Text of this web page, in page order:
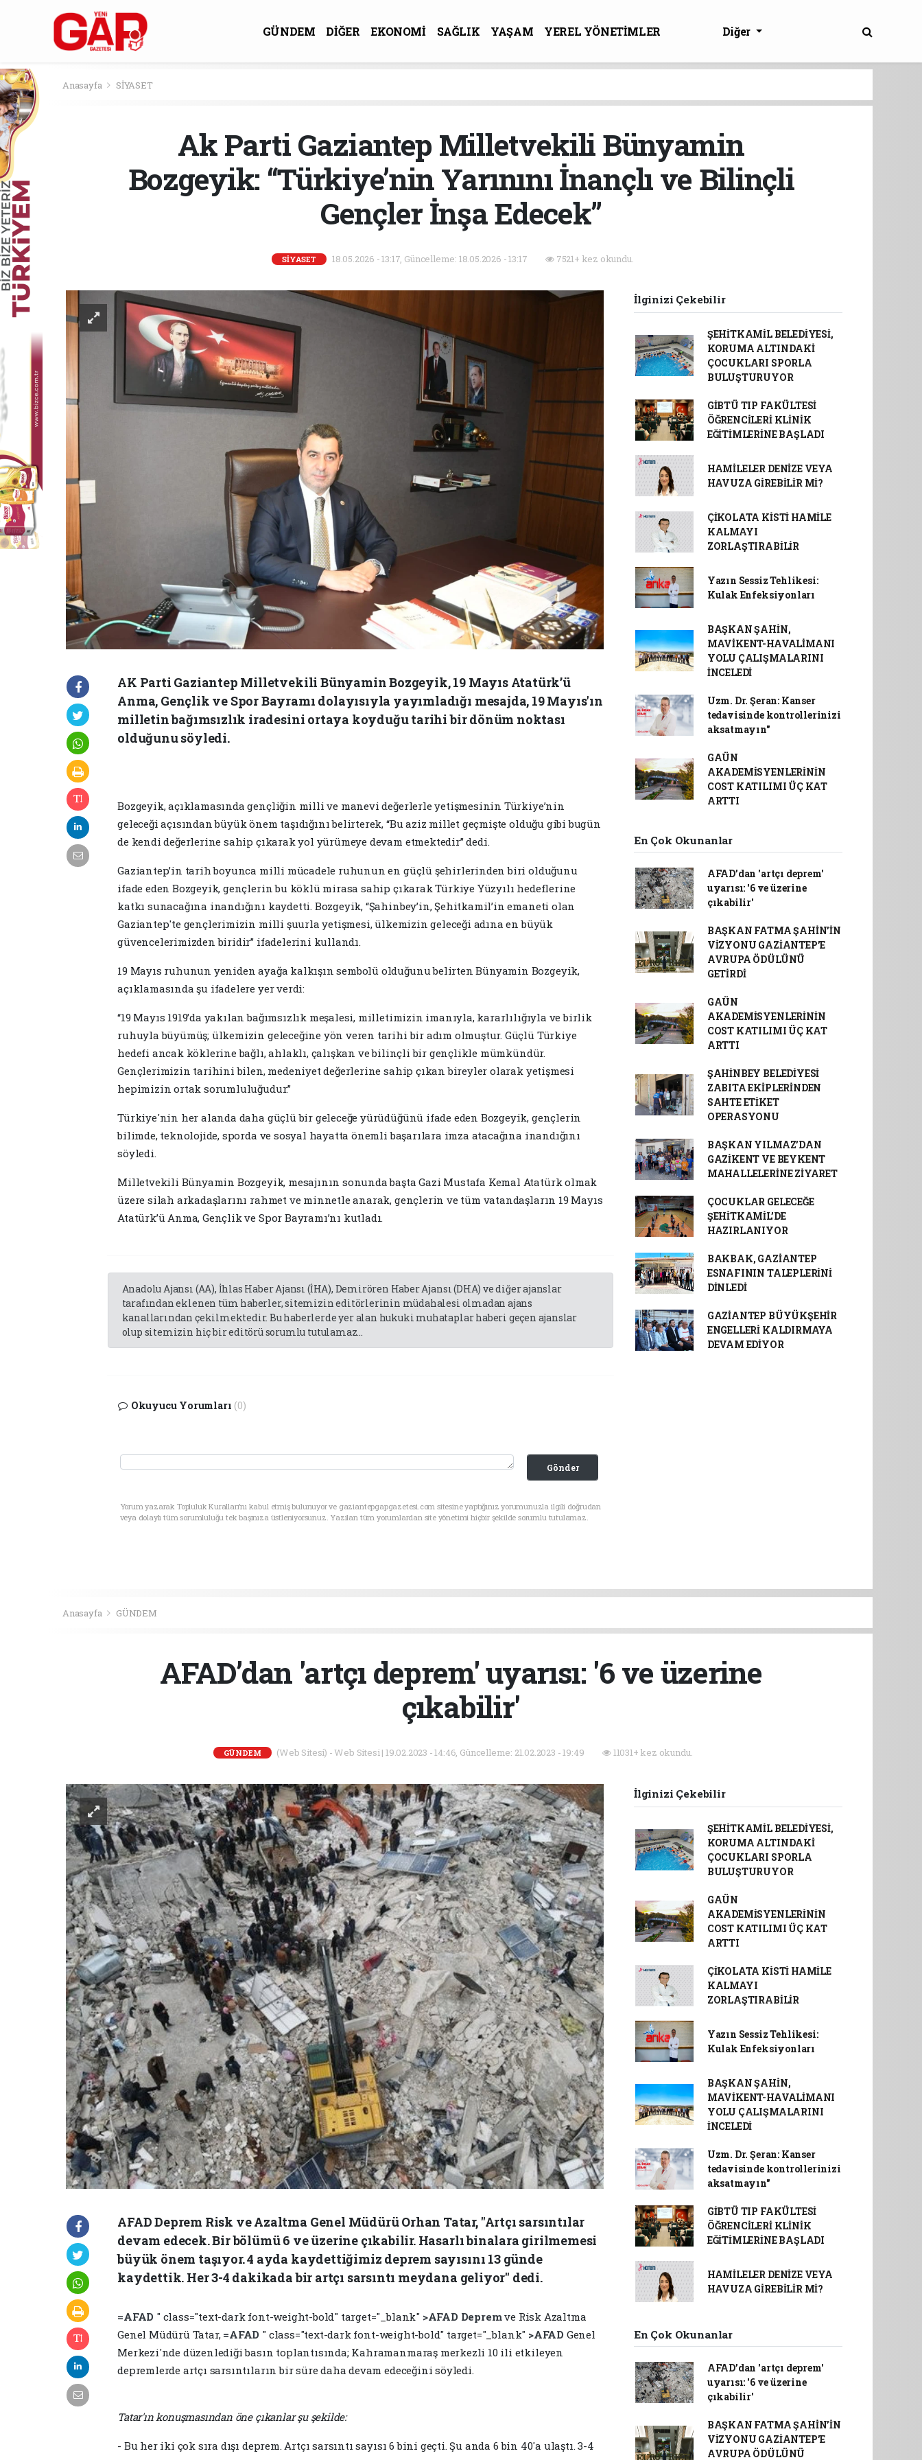
GÜNDEM DİĞER EKONOMİ SAĞLIK YAŞAM
YEREL YÖNETİMLER
Diğer
Anasayfa SİYASET
Ak Parti Gaziantep Milletvekili Bünyamin
Bozgeyik: “Türkiye’nin Yarınını İnançlı ve Bilinçli
Gençler İnşa Edecek”
SİYASET 18.05.2026 - 13:17, Güncelleme: 18.05.2026 - 13:17 7521+ kez okundu.
AK Parti Gaziantep Milletvekili Bünyamin Bozgeyik, 19 Mayıs Atatürk’ü
Anma, Gençlik ve Spor Bayramı dolayısıyla yayımladığı mesajda, 19 Mayıs'ın
milletin bağımsızlık iradesini ortaya koyduğu tarihi bir dönüm noktası
olduğunu söyledi.
Bozgeyik, açıklamasında gençliğin milli ve manevi değerlerle yetişmesinin Türkiye’nin
geleceği açısından büyük önem taşıdığını belirterek, “Bu aziz millet geçmişte olduğu gibi bugün
de kendi değerlerine sahip çıkarak yol yürümeye devam etmektedir” dedi.
Gaziantep’in tarih boyunca milli mücadele ruhunun en güçlü şehirlerinden biri olduğunu
ifade eden Bozgeyik, gençlerin bu köklü mirasa sahip çıkarak Türkiye Yüzyılı hedeflerine
katkı sunacağına inandığını kaydetti. Bozgeyik, “Şahinbey’in, Şehitkamil’in emaneti olan
Gaziantep'te gençlerimizin milli şuurla yetişmesi, ülkemizin geleceği adına en büyük
güvencelerimizden biridir” ifadelerini kullandı.
19 Mayıs ruhunun yeniden ayağa kalkışın sembolü olduğunu belirten Bünyamin Bozgeyik,
açıklamasında şu ifadelere yer verdi:
“19 Mayıs 1919’da yakılan bağımsızlık meşalesi, milletimizin imanıyla, kararlılığıyla ve birlik
ruhuyla büyümüş; ülkemizin geleceğine yön veren tarihi bir adım olmuştur. Güçlü Türkiye
hedefi ancak köklerine bağlı, ahlaklı, çalışkan ve bilinçli bir gençlikle mümkündür.
Gençlerimizin tarihini bilen, medeniyet değerlerine sahip çıkan bireyler olarak yetişmesi
hepimizin ortak sorumluluğudur.”
Türkiye'nin her alanda daha güçlü bir geleceğe yürüdüğünü ifade eden Bozgeyik, gençlerin
bilimde, teknolojide, sporda ve sosyal hayatta önemli başarılara imza atacağına inandığını
söyledi.
Milletvekili Bünyamin Bozgeyik, mesajının sonunda başta Gazi Mustafa Kemal Atatürk olmak
üzere silah arkadaşlarını rahmet ve minnetle anarak, gençlerin ve tüm vatandaşların 19 Mayıs
Atatürk’ü Anma, Gençlik ve Spor Bayramı’nı kutladı.
Anadolu Ajansı (AA), İhlas Haber Ajansı (İHA), Demirören Haber Ajansı (DHA) ve diğer ajanslar
tarafından eklenen tüm haberler, sitemizin editörlerinin müdahalesi olmadan ajans
kanallarından çekilmektedir. Bu haberlerde yer alan hukuki muhataplar haberi geçen ajanslar
olup sitemizin hiç bir editörü sorumlu tutulamaz...
Okuyucu Yorumları (0)
Gönder
Yorum yazarak Topluluk Kuralları’nı kabul etmiş bulunuyor ve gaziantepgapgazetesi.com sitesine yaptığınız yorumunuzla ilgili doğrudan
veya dolaylı tüm sorumluluğu tek başınıza üstleniyorsunuz. Yazılan tüm yorumlardan site yönetimi hiçbir şekilde sorumlu tutulamaz.
İlginizi Çekebilir
ŞEHİTKAMİL BELEDİYESİ,
KORUMA ALTINDAKİ
ÇOCUKLARI SPORLA
BULUŞTURUYOR
GİBTÜ TIP FAKÜLTESİ
ÖĞRENCİLERİ KLİNİK
EĞİTİMLERİNE BAŞLADI
HAMİLELER DENİZE VEYA
HAVUZA GİREBİLİR Mİ?
ÇİKOLATA KİSTİ HAMİLE
KALMAYI
ZORLAŞTIRABİLİR
Yazın Sessiz Tehlikesi:
Kulak Enfeksiyonları
BAŞKAN ŞAHİN,
MAVİKENT-HAVALİMANI
YOLU ÇALIŞMALARINI
İNCELEDİ
Uzm. Dr. Şeran: Kanser
tedavisinde kontrollerinizi
aksatmayın"
GAÜN
AKADEMİSYENLERİNİN
COST KATILIMI ÜÇ KAT
ARTTI
En Çok Okunanlar
AFAD’dan 'artçı deprem'
uyarısı: '6 ve üzerine
çıkabilir'
BAŞKAN FATMA ŞAHİN’İN
VİZYONU GAZİANTEP’E
AVRUPA ÖDÜLÜNÜ
GETİRDİ
GAÜN
AKADEMİSYENLERİNİN
COST KATILIMI ÜÇ KAT
ARTTI
ŞAHİNBEY BELEDİYESİ
ZABITA EKİPLERİNDEN
SAHTE ETİKET
OPERASYONU
BAŞKAN YILMAZ’DAN
GAZİKENT VE BEYKENT
MAHALLELERİNE ZİYARET
ÇOCUKLAR GELECEĞE
ŞEHİTKAMİL’DE
HAZIRLANIYOR
BAKBAK, GAZİANTEP
ESNAFININ TALEPLERİNİ
DİNLEDİ
GAZİANTEP BÜYÜKŞEHİR
ENGELLERİ KALDIRMAYA
DEVAM EDİYOR
Anasayfa GÜNDEM
AFAD’dan 'artçı deprem' uyarısı: '6 ve üzerine
çıkabilir'
GÜNDEM (Web Sitesi) - Web Sitesi | 19.02.2023 - 14:46, Güncelleme: 21.02.2023 - 19:49 11031+ kez okundu.
AFAD Deprem Risk ve Azaltma Genel Müdürü Orhan Tatar, "Artçı sarsıntılar
devam edecek. Bir bölümü 6 ve üzerine çıkabilir. Hasarlı binalara girilmemesi
büyük önem taşıyor. 4 ayda kaydettiğimiz deprem sayısını 13 günde
kaydettik. Her 3-4 dakikada bir artçı sarsıntı meydana geliyor" dedi.
=AFAD " class="text-dark font-weight-bold" target="_blank" >AFAD Depremve Risk Azaltma
Genel Müdürü Tatar, =AFAD " class="text-dark font-weight-bold" target="_blank" >AFAD Genel
Merkezi'nde düzenlediği basın toplantısında; Kahramanmaraş merkezli 10 ili etkileyen
depremlerde artçı sarsıntıların bir süre daha devam edeceğini söyledi.
Tatar'ın konuşmasından öne çıkanlar şu şekilde:
- Bu her iki çok sıra dışı deprem. Artçı sarsıntı sayısı 6 bini geçti. Şu anda 6 bin 40'a ulaştı. 3-4
İlginizi Çekebilir
ŞEHİTKAMİL BELEDİYESİ,
KORUMA ALTINDAKİ
ÇOCUKLARI SPORLA
BULUŞTURUYOR
GAÜN
AKADEMİSYENLERİNİN
COST KATILIMI ÜÇ KAT
ARTTI
ÇİKOLATA KİSTİ HAMİLE
KALMAYI
ZORLAŞTIRABİLİR
Yazın Sessiz Tehlikesi:
Kulak Enfeksiyonları
BAŞKAN ŞAHİN,
MAVİKENT-HAVALİMANI
YOLU ÇALIŞMALARINI
İNCELEDİ
Uzm. Dr. Şeran: Kanser
tedavisinde kontrollerinizi
aksatmayın"
GİBTÜ TIP FAKÜLTESİ
ÖĞRENCİLERİ KLİNİK
EĞİTİMLERİNE BAŞLADI
HAMİLELER DENİZE VEYA
HAVUZA GİREBİLİR Mİ?
En Çok Okunanlar
AFAD’dan 'artçı deprem'
uyarısı: '6 ve üzerine
çıkabilir'
BAŞKAN FATMA ŞAHİN’İN
VİZYONU GAZİANTEP’E
AVRUPA ÖDÜLÜNÜ